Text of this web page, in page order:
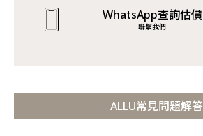
WhatsApp查詢估價
聯繫我們
ALLU常見問題解答